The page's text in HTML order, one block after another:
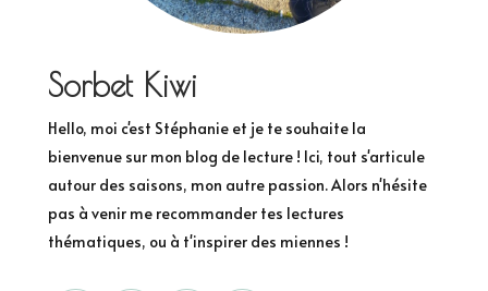
Sorbet Kiwi
Hello, moi c'est Stéphanie et je te souhaite la
bienvenue sur mon blog de lecture ! Ici, tout s'articule
autour des saisons, mon autre passion. Alors n'hésite
pas à venir me recommander tes lectures
thématiques, ou à t'inspirer des miennes !